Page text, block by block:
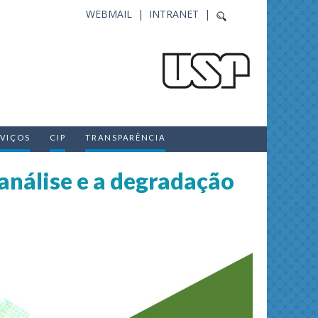
INTRANET |
WEBMAIL |
CIP TRANSPARÊNCIA
e a degradação